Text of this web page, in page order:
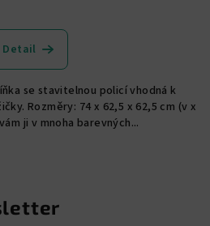
hodnocení
produktu
z
5
hvězdiček.
Detail
se stavitelnou policí vhodná k
Rozměry: 74 x 62,5 x 62,5 cm (v x
ji v mnoha barevných...